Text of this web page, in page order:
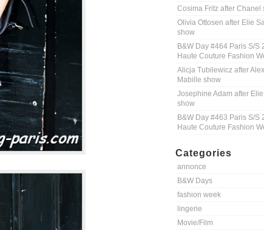
Cosima Fritz after Chanel
Olivia Ottosen after Elie
show
B&W Day #464 Paris S/S
Haute Couture Fashion
Alicja Tubilewicz after
Mabille show
Josephine Adam after
show
B&W Day #463 Paris S/S
Haute Couture Fashion
Categories
annonce
B&W Days
fashion week
lingerie
Movie/Film